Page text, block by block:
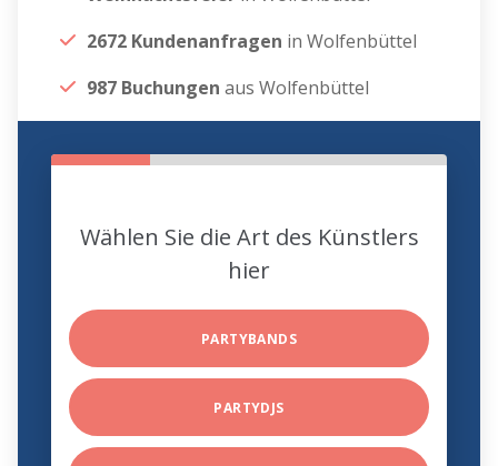
2672 Kundenanfragen in Wolfenbüttel
987 Buchungen aus Wolfenbüttel
Wählen Sie die Art des Künstlers
hier
PARTYBANDS
PARTYDJS